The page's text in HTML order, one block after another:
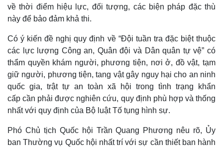
Pháp luật
Vụ án
Tin nóng
Tư vấn luật
Quân sự - Quốc phòng
Việt Nam
Phân tích
về thời điểm hiệu lực, đối tượng, các biện pháp đặc thù
này để bảo đảm khả thi.
Có ý kiến đề nghị quy định về “Đội tuần tra đặc biệt thuộc
các lực lượng Công an, Quân đội và Dân quân tự vệ” có
thẩm quyền khám người, phương tiện, nơi ở, đồ vật, tạm
giữ người, phương tiện, tang vật gây nguy hại cho an ninh
quốc gia, trật tự an toàn xã hội trong tình trạng khẩn
cấp cần phải được nghiên cứu, quy định phù hợp và thống
nhất với quy định của Bộ luật Tố tụng hình sự.
Phó Chủ tịch Quốc hội Trần Quang Phương nêu rõ, Ủy
ban Thường vụ Quốc hội nhất trí với sự cần thiết ban hành